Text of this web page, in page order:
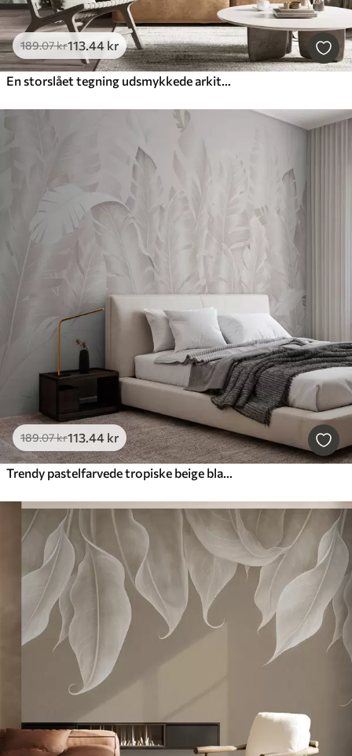
189.07kr113.44 kr
En storslået tegning udsmykkede arkitektoniske marmorsøjler og frodige tropiske grønne planter
189.07kr113.44 kr
Trendy pastelfarvede tropiske beige blade